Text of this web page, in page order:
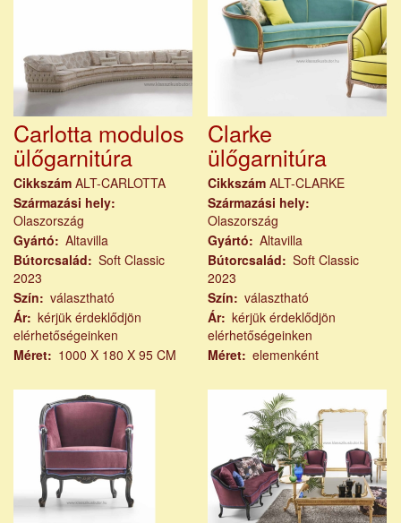
Carlotta modulos
ülőgarnitúra
Cikkszám ALT-CARLOTTA
Származási hely
Olaszország
Gyártó
Altavilla
Bútorcsalád
Soft Classic
2023
Szín
választható
Ár kérjük érdeklődjön
elérhetőségeinken
Méret
1000 X 180 X 95 CM
Clarke
ülőgarnitúra
Cikkszám ALT-CLARKE
Származási hely
Olaszország
Gyártó
Altavilla
Bútorcsalád
Soft Classic
2023
Szín
választható
Ár
kérjük érdeklődjön
elérhetőségeinken
Méret
elemenként